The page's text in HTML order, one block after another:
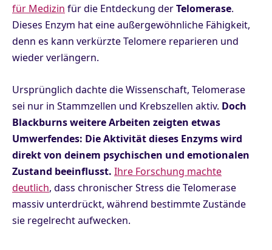
für Medizin für die Entdeckung derTelomerase.
Dieses Enzym hat eine außergewöhnliche Fähigkeit,
denn es kann verkürzte Telomere reparieren und
wieder verlängern.
Ursprünglich dachte die Wissenschaft, Telomerase
sei nur in Stammzellen und Krebszellen aktiv. Doch
Blackburns weitere Arbeiten zeigten etwas
Umwerfendes: Die Aktivität dieses Enzyms wird
direkt von deinem psychischen und emotionalen
Zustand beeinflusst. Ihre Forschung machte
deutlich, dass chronischer Stress die Telomerase
massiv unterdrückt, während bestimmte Zustände
sie regelrecht aufwecken.